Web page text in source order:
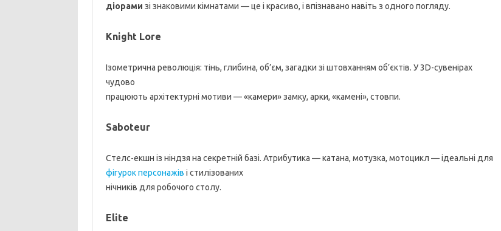
діорами зі знаковими кімнатами — це і красиво, і впізнавано навіть з одного погляду.
Knight Lore
Ізометрична революція: тінь, глибина, об’єм, загадки зі штовханням об’єктів. У 3D-сувенірах
чудово
працюють архітектурні мотиви — «камери» замку, арки, «камені», стовпи.
Saboteur
Стелс-екшн із ніндзя на секретній базі. Атрибутика — катана, мотузка, мотоцикл — ідеальні для
фігурок персонажів і стилізованих
нічників для робочого столу.
Elite